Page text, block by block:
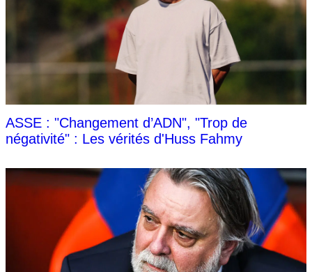
ASSE : "Changement d’ADN", "Trop de
négativité" : Les vérités d'Huss Fahmy